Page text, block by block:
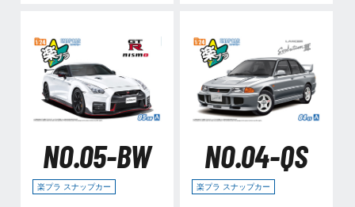
NO.05-BW
楽プラ スナップカー
NO.04-QS
楽プラ スナップカー